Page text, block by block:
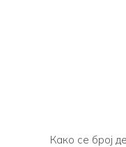
Како се број